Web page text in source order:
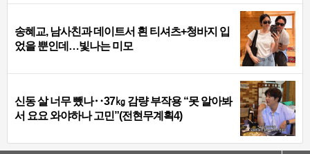
송혜교, 남사친과 데이트서 흰 티셔츠+청바지 입
었을 뿐인데…빛나는 미모
신동 살 너무 뺐나‥37㎏ 감량 부작용 “못 알아봐
서 요요 와야하나 고민”(전현무계획4)